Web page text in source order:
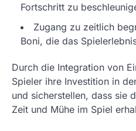
Fortschritt zu
Zugang zu zeitlich
Boni, die das
Durch die Integration von
Spieler ihre Investition in
und sicherstellen, dass sie
Zeit und Mühe im Spiel